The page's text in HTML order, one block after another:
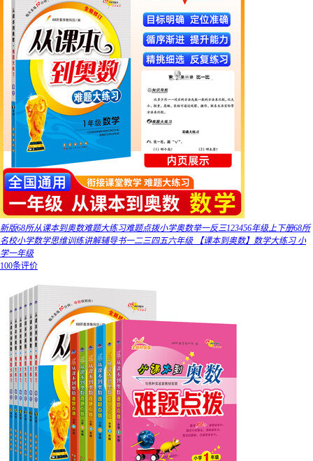
新版68所从课本到奥数难题大练习难题点拨小学奥数举一反三123456年级上下册68所
名校小学数学思维训练讲解辅导书一二三四五六年级 【课本到奥数】数学大练习 小
学一年级
100条评价